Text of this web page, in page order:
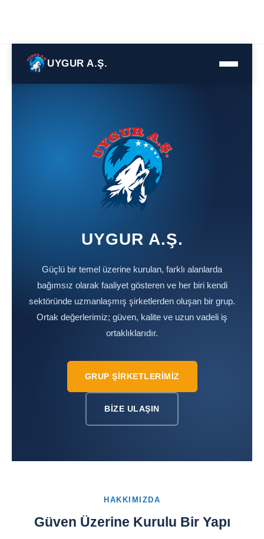
UYGUR A.Ş.
UYGUR A.Ş.
Güçlü bir temel üzerine kurulan, farklı alanlarda
bağımsız olarak faaliyet gösteren ve her biri kendi
sektöründe uzmanlaşmış şirketlerden oluşan bir grup.
Ortak değerlerimiz; güven, kalite ve uzun vadeli iş
ortaklıklarıdır.
GRUP ŞIRKETLERIMIZ
BIZE ULAŞIN
HAKKIMIZDA
Güven Üzerine Kurulu Bir Yapı